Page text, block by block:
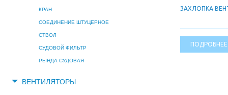
КРАН
СОЕДИНЕНИЕ ШТУЦЕРНОЕ
СТВОЛ
СУДОВОЙ ФИЛЬТР
РЫНДА СУДОВАЯ
ВЕНТИЛЯТОРЫ
ЗАХЛОПКА
ПОДРОБНЕЕ